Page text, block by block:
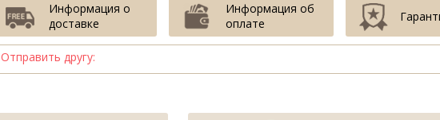
Информация о
доставке
Информация об
оплате
Отправить другу: